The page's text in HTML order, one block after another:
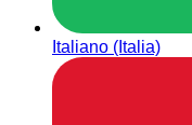
Italiano (Italia)